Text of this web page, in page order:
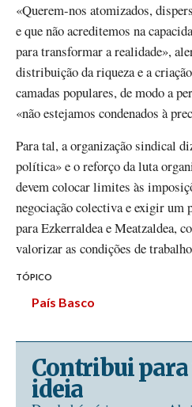
«Querem-nos atomizados,
e que não acreditemos na
para transformar a realidade»,
distribuição da riqueza e a
camadas populares, de modo a
«não estejamos condenados à
Para tal, a organização sindical
política» e o reforço da luta
devem colocar limites às
negociação colectiva e exigir um
para Ezkerraldea e Meatzaldea,
valorizar as condições de
TÓPICO
País Basco
Contribui
ideia